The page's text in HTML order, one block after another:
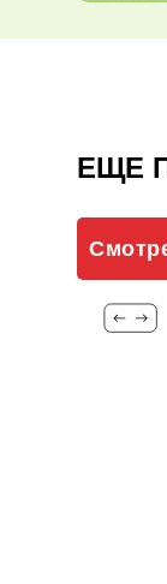
ЕЩЕ